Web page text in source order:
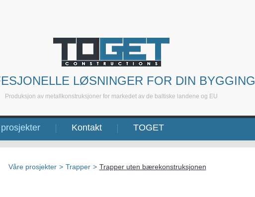
LØSNINGER FOR DIN BYGGING
Produksjon av metallkonstruksjoner for markedet av de baltiske landene og EU
Kontakt TOGET
Våre prosjekter > Trapper > Trapper uten bærekonstruksjonen